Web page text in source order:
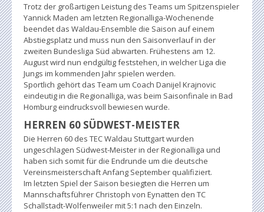
Trotz der großartigen Leistung des Teams um Spitzenspieler
Yannick Maden am letzten Regionalliga-Wochenende
beendet das Waldau-Ensemble die Saison auf einem
Abstiegsplatz und muss nun den Saisonverlauf in der
zweiten Bundesliga Süd abwarten. Frühestens am 12.
August wird nun endgültig feststehen, in welcher Liga die
Jungs im kommenden Jahr spielen werden.
Sportlich gehört das Team um Coach Danijel Krajnovic
eindeutig in die Regionalliga, was beim Saisonfinale in Bad
Homburg eindrucksvoll bewiesen wurde.
HERREN 60 SÜDWEST-MEISTER
Die Herren 60 des TEC Waldau Stuttgart wurden
ungeschlagen Südwest-Meister in der Regionalliga und
haben sich somit für die Endrunde um die deutsche
Vereinsmeisterschaft Anfang September qualifiziert.
Im letzten Spiel der Saison besiegten die Herren um
Mannschaftsführer Christoph von Eynatten den TC
Schallstadt-Wolfenweiler mit 5:1 nach den Einzeln.